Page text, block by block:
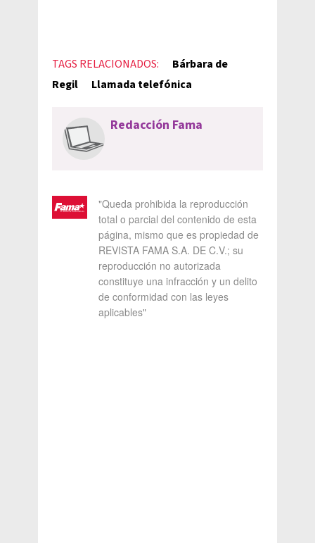
TAGS RELACIONADOS:
Bárbara de
Regil
Llamada telefónica
Redacción Fama
"Queda prohibida la reproducción
total o parcial del contenido de esta
página, mismo que es propiedad de
REVISTA FAMA S.A. DE C.V.; su
reproducción no autorizada
constituye una infracción y un delito
de conformidad con las leyes
aplicables"